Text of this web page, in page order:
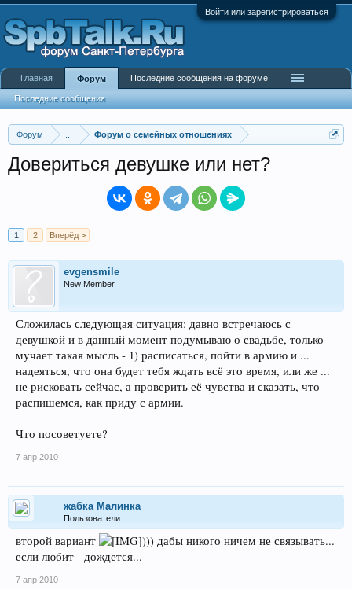
Войти или зарегистрироваться
Форум Форум о семейных отношениях
Довериться девушке или нет?
1 2 Вперёд >
evgensmile
New Member
Сложилась следующая ситуация: давно встречаюсь с
девушкой и в данный момент подумываю о свадьбе, только
мучает такая мысль - 1) расписаться, пойти в армию и ...
надеяться, что она будет тебя ждать всё это время, или же ...
не рисковать сейчас, а проверить её чувства и сказать, что
распишемся, как приду с армии.
Что посоветуете?
7 апр 2010
жабка Малинка
Пользователи
второй вариант
))) дабы никого ничем не связывать...
если любит - дождется...
7 апр 2010
Главная Форум
Последние сообщения
Последние сообщения на форуме